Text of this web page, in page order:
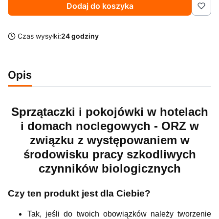
Dodaj do koszyka
Czas wysyłki:24 godziny
Opis
Sprzątaczki i pokojówki w hotelach
i domach noclegowych - ORZ w
związku z występowaniem w
środowisku pracy szkodliwych
czynników biologicznych
Czy ten produkt jest dla Ciebie?
Tak, jeśli do twoich obowiązków należy tworzenie